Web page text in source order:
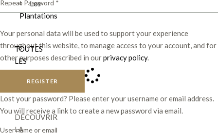
Les
Plantations
TOUTES
LES
DÉCOUVRIR
LA
Your personal data will be used to support your experience
throughout this website, to manage access to your account, and for
other purposes described in ourprivacy policy.
REGISTER
Lost your password? Please enter your username or email address.
You will receive a link to create a new password via email.